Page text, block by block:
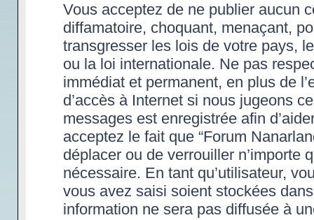
Vous acceptez de ne publier aucun
diffamatoire, choquant, menaçant,
transgresser les lois de votre pays,
ou la loi internationale. Ne pas
immédiat et permanent, en plus de
d’accès à Internet si nous jugeons
messages est enregistrée afin
acceptez le fait que “Forum
déplacer ou de verrouiller n’importe
nécessaire. En tant qu’utilisateur,
vous avez saisi soient stockées
information ne sera pas diffusée à